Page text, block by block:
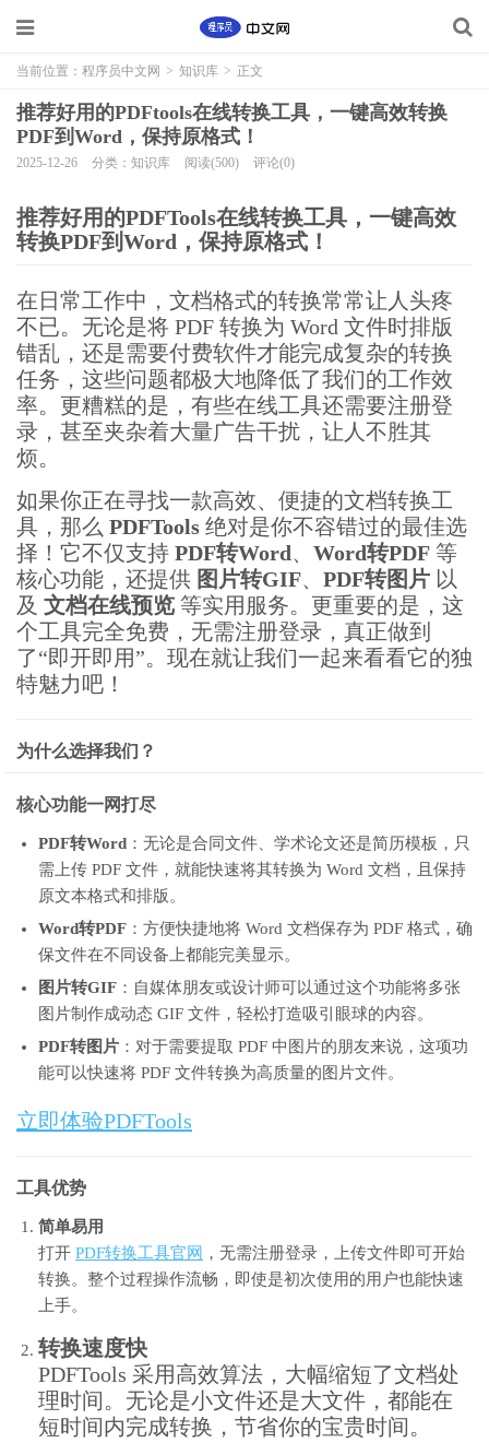
当前位置： 程序员中文网 > 知识库 > 正文
推荐好用的PDFtools在线转换工具，一键高效转换
PDF到Word，保持原格式！
2025-12-26 分类：知识库 阅读(500) 评论(0)
推荐好用的PDFTools在线转换工具，一键高效
转换PDF到Word，保持原格式！
在日常工作中，文档格式的转换常常让人头疼
不已。无论是将 PDF 转换为 Word 文件时排版
错乱，还是需要付费软件才能完成复杂的转换
任务，这些问题都极大地降低了我们的工作效
率。更糟糕的是，有些在线工具还需要注册登
录，甚至夹杂着大量广告干扰，让人不胜其
烦。
如果你正在寻找一款高效、便捷的文档转换工
具，那么 PDFTools 绝对是你不容错过的最佳选
择！它不仅支持 PDF转Word、 Word转PDF 等
核心功能，还提供 图片转GIF、 PDF转图片 以
及 文档在线预览 等实用服务。更重要的是，这
个工具完全免费，无需注册登录，真正做到
了“即开即用”。现在就让我们一起来看看它的独
特魅力吧！
为什么选择我们？
核心功能一网打尽
PDF转Word ：无论是合同文件、学术论文还是简历模板，只
需上传 PDF 文件，就能快速将其转换为 Word 文档，且保持
原文本格式和排版。
Word转PDF ：方便快捷地将 Word 文档保存为 PDF 格式，确
保文件在不同设备上都能完美显示。
图片转GIF ：自媒体朋友或设计师可以通过这个功能将多张
图片制作成动态 GIF 文件，轻松打造吸引眼球的内容。
PDF转图片 ：对于需要提取 PDF 中图片的朋友来说，这项功
能可以快速将 PDF 文件转换为高质量的图片文件。
立即体验PDFTools
工具优势
简单易用
打开 PDF转换工具官网 ，无需注册登录，上传文件即可开始
转换。整个过程操作流畅，即使是初次使用的用户也能快速
上手。
转换速度快
PDFTools 采用高效算法，大幅缩短了文档处
理时间。无论是小文件还是大文件，都能在
短时间内完成转换，节省你的宝贵时间。